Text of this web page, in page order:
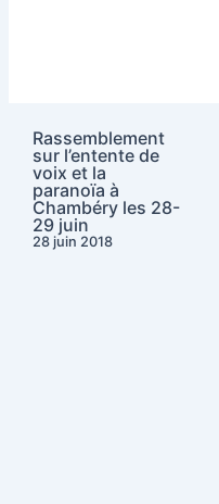
Rassemblement
sur l’entente de
voix et la
paranoïa à
Chambéry les 28-
29 juin
28 juin 2018